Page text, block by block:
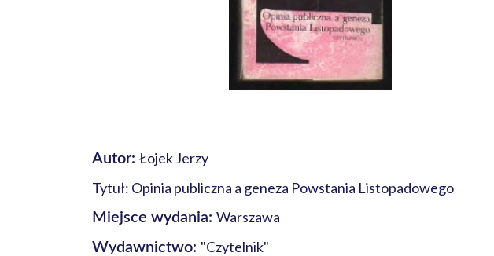
Autor: Łojek Jerzy
Tytuł: Opinia publiczna a geneza Powstania Listopadowego
Miejsce wydania: Warszawa
Wydawnictwo: "Czytelnik"